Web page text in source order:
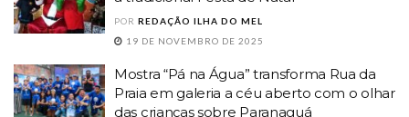
POR REDAÇÃO ILHA DO MEL
19 DE NOVEMBRO DE 2025
Mostra “Pá na Água” transforma Rua da
Praia em galeria a céu aberto com o olhar
das crianças sobre Paranaguá